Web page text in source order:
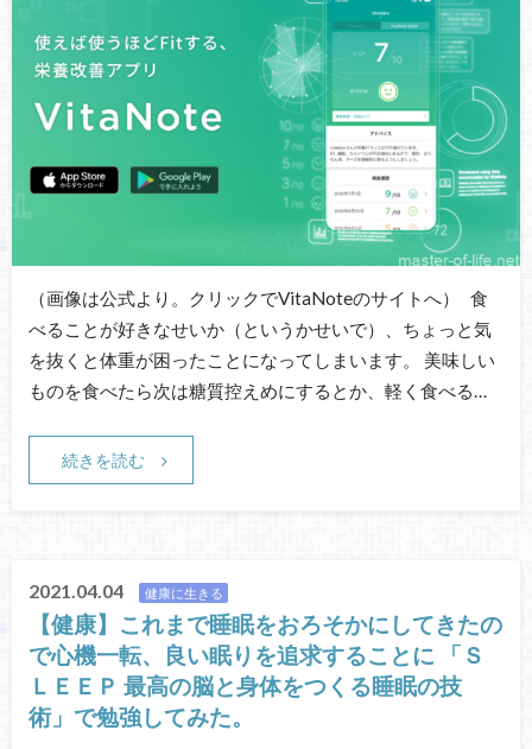
（画像は公式より。クリックでVitaNoteのサイトへ） 食
べることが好きなせいか（というかせいで）、ちょっと気
を抜くと体重が困ったことになってしまいます。 美味しい
ものを食べたら次は糖質控えめにするとか、軽く食べる…
続きを読む
2021.04.04 健康に生きる
【健康】これまで睡眠をおろそかにしてきたの
で心機一転、良い眠りを追求することに 「Ｓ
ＬＥＥＰ 最高の脳と身体をつくる睡眠の技
術」で勉強してみた。